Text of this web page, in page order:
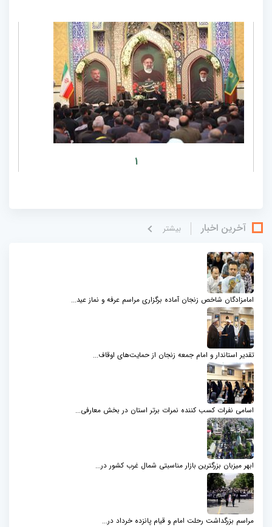
1
آخرین اخبار بيشتر
امامزادگان شاخص زنجان آماده برگزاری مراسم عرفه و نماز عید...
تقدیر استاندار و امام جمعه زنجان از حمایت‌های اوقاف...
اسامی نفرات کسب کننده نمرات برتر استان در بخش معارفی...
ابهر میزبان بزرگترین بازار مناسبتی شمال‌ غرب کشور در...
مراسم بزرگداشت رحلت امام و قیام پانزده خرداد در...